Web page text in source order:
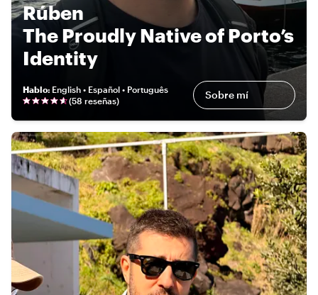
Rúben
The Proudly Native of Porto’s
Identity
Hablo: English • Español • Português
(58 reseñas) Sobre mí